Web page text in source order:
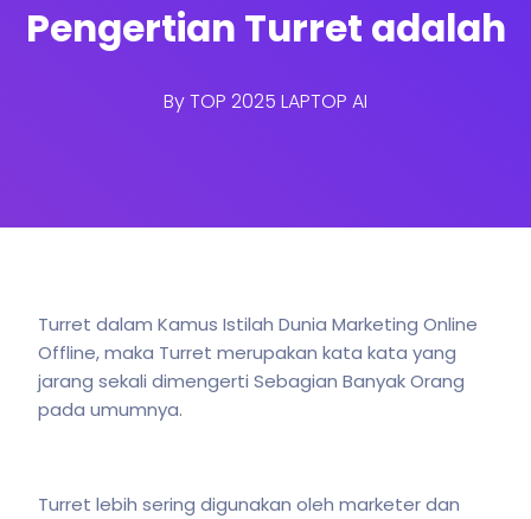
Pengertian Turret adalah
ByTOP 2025 LAPTOP AI
Turret dalam Kamus Istilah Dunia Marketing Online
Offline, maka Turret merupakan kata kata yang
jarang sekali dimengerti Sebagian Banyak Orang
pada umumnya.
Turret lebih sering digunakan oleh marketer dan